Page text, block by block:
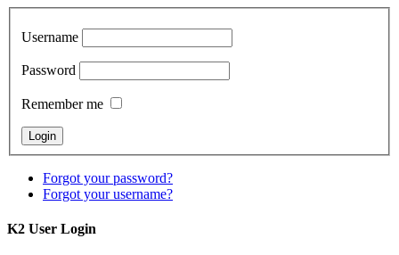
Username
Password
Remember me
Forgot your password?
Forgot your username?
K2 User Login